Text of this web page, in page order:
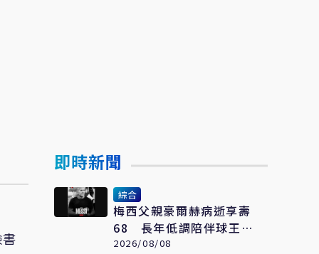
即時新聞
綜合
梅西父親豪爾赫病逝享壽
68 長年低調陪伴球王走
過職業生涯
2026/08/08